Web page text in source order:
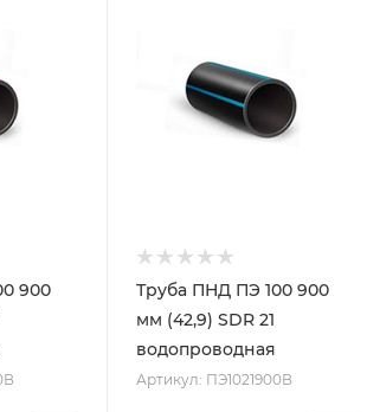
900
Труба ПНД ПЭ 100 900
мм (42,9) SDR 21
водопроводная
Артикул: ПЭ1021900В